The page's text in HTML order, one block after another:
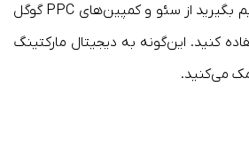
این موضوع، شاید تصمیم بگیرید از سئو و کمپین‌های PPC گوگل
کنید. این‌گونه به دیجیتال مارکتینگ
می‌کنید.